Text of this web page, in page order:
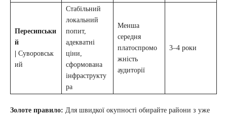
Пересипськи
й
Суворовськ
ий
Стабільний
локальний
попит,
адекватні
ціни,
сформована
інфраструкту
ра
Менша
середня
платоспромо
жність
аудиторії
3–4 роки
Золоте правило: Для швидкої окупності обирайте райони з уже